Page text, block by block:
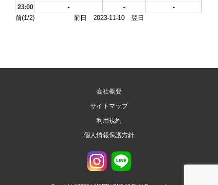
23:00
- -
-
前(1/2)
前日 2023-11-10 翌日
会社概要
サイトマップ
利用規約
個人情報保護方針